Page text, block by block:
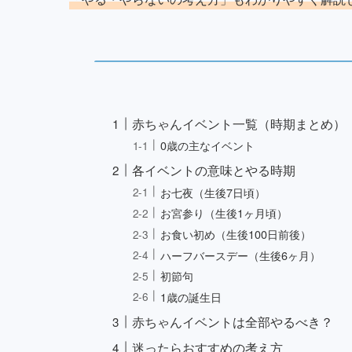
赤ちゃんイベント一覧（時期まとめ）
0歳の主なイベント
各イベントの意味とやる時期
お七夜（生後7日頃）
お宮参り（生後1ヶ月頃）
お食い初め（生後100日前後）
ハーフバースデー（生後6ヶ月）
初節句
1歳の誕生日
赤ちゃんイベントは全部やるべき？
迷ったらおすすめの考え方